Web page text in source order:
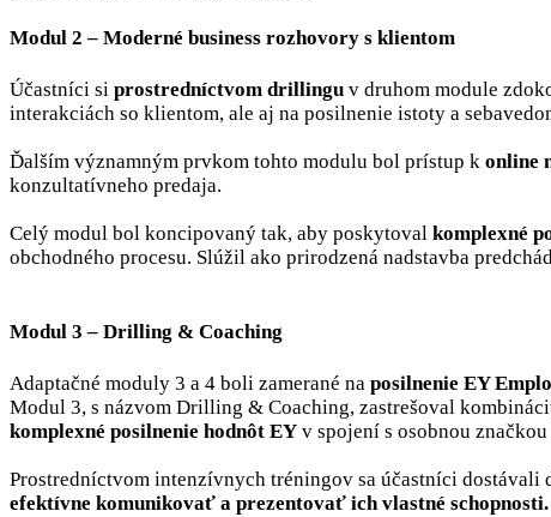
Modul 2 – Moderné business rozhovory s klientom
Účastníci si prostredníctvom drillingu v druhom module
interakciách so klientom, ale aj na posilnenie istoty a
Ďalším významným prvkom tohto modulu bol prístup k online
konzultatívneho predaja.
Celý modul bol koncipovaný tak, aby poskytoval komplexné
obchodného procesu. Slúžil ako prirodzená nadstavba
Modul 3 – Drilling & Coaching
Adaptačné moduly 3 a 4 boli zamerané na posilnenie EY
Modul 3, s názvom Drilling & Coaching, zastrešoval
komplexné posilnenie hodnôt EY v spojení s osobnou
Prostredníctvom intenzívnych tréningov sa účastníci
efektívne komunikovať a prezentovať ich vlastné schopnosti.